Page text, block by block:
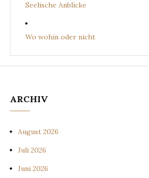
Seelische Anblicke
Wo wohin oder nicht
ARCHIV
August 2026
Juli 2026
Juni 2026